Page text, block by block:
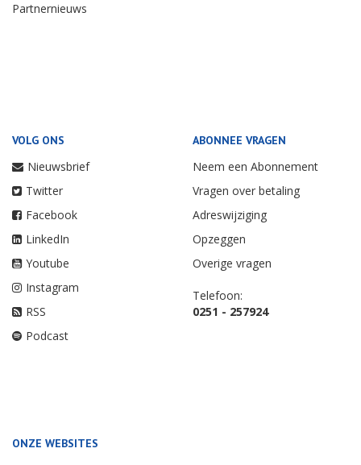
Partnernieuws
VOLG ONS
Nieuwsbrief
Twitter
Facebook
LinkedIn
Youtube
Instagram
RSS
Podcast
ABONNEE VRAGEN
Neem een Abonnement
Vragen over betaling
Adreswijziging
Opzeggen
Overige vragen
Telefoon:
0251 - 257924
ONZE WEBSITES